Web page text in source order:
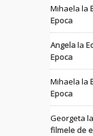
Mihaela la
Epoca
Angelala
Epoca
Mihaela la
Epoca
Georgeta la
filmele de